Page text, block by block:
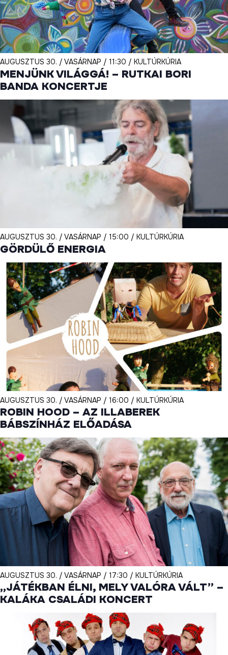
AUGUSZTUS 30. / VASÁRNAP / 11:30 / KULTÚRKÚRIA
MENJÜNK VILÁGGÁ! – RUTKAI BORI
BANDA KONCERTJE
AUGUSZTUS 30. / VASÁRNAP / 15:00 / KULTÚRKÚRIA
GÖRDÜLŐ ENERGIA
AUGUSZTUS 30. / VASÁRNAP / 16:00 / KULTÚRKÚRIA
ROBIN HOOD – AZ ILLABEREK
BÁBSZÍNHÁZ ELŐADÁSA
AUGUSZTUS 30. / VASÁRNAP / 17:30 / KULTÚRKÚRIA
„JÁTÉKBAN ÉLNI, MELY VALÓRA VÁLT” –
KALÁKA CSALÁDI KONCERT